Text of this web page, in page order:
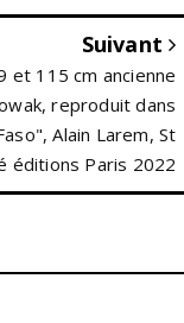
Suivant
et 115 cm ancienne
reproduit dans
Alain Larem, St
éditions Paris 2022